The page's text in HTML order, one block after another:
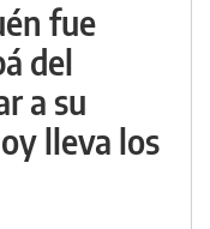
fue
del
a su
lleva los